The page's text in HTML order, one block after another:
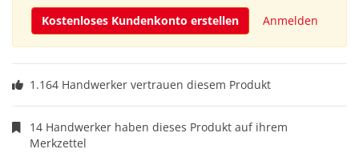
Kostenloses Kundenkonto erstellen
Anmelden
1.164 Handwerker vertrauen diesem Produkt
14 Handwerker haben dieses Produkt auf ihrem
Merkzettel